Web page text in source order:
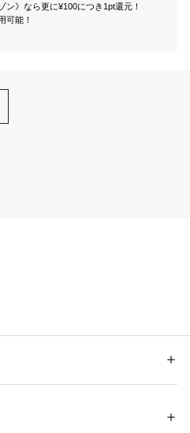
》なら更に¥100につき1pt還元！
可能！
バーサイズで、体系カバーにも
部分】コットン96ポリウレタン4
の品質表示タグをご覧ください